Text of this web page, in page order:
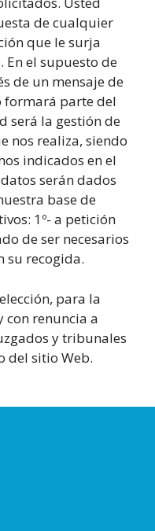
de cualquier
que le surja
el supuesto de
de un mensaje de
formará parte del
será la gestión de
nos realiza, siendo
indicados en el
serán dados
base de
1º- a petición
de ser necesarios
su recogida.
para la
con renuncia a
y tribunales
del sitio Web.